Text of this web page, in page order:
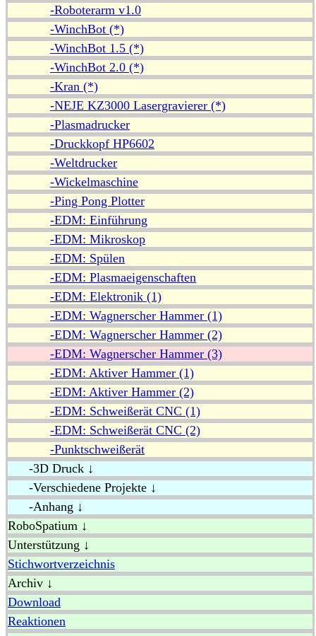
-Roboterarm v1.0
-WinchBot (*)
-WinchBot 1.5 (*)
-WinchBot 2.0 (*)
-Kran (*)
-NEJE KZ3000 Lasergravierer (*)
-Plasmadrucker
-Druckkopf HP6602
-Weltdrucker
-Wickelmaschine
-Ping Pong Plotter
-EDM: Einführung
-EDM: Mikroskop
-EDM: Spülen
-EDM: Plasmaeigenschaften
-EDM: Elektronik (1)
-EDM: Wagnerscher Hammer (1)
-EDM: Wagnerscher Hammer (2)
-EDM: Wagnerscher Hammer (3)
-EDM: Aktiver Hammer (1)
-EDM: Aktiver Hammer (2)
-EDM: Schweißerät CNC (1)
-EDM: Schweißerät CNC (2)
-Punktschweißerät
-3D Druck ↓
-Verschiedene Projekte ↓
-Anhang ↓
RoboSpatium ↓
Unterstützung ↓
Stichwortverzeichnis
Archiv ↓
Download
Reaktionen